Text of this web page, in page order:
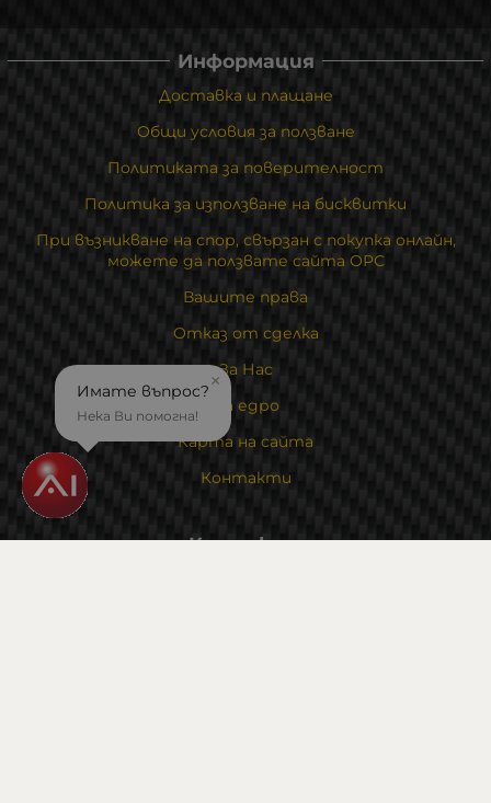
Информация
Доставка и плащане
Общи условия за ползване
Политиката за поверителност
Политика за използване на бисквитки
При възникване на спор, свързан с покупка онлайн,
можете да ползвате сайта ОРС
Вашите права
Отказ от сделка
За Нас
На едро
Карта на сайта
Контакти
Контакти
×
Имате въпрос?
Нека Ви помогна!